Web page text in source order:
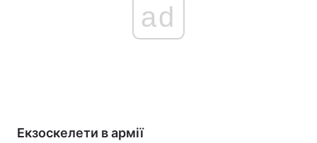
ad
Екзоскелети в армії